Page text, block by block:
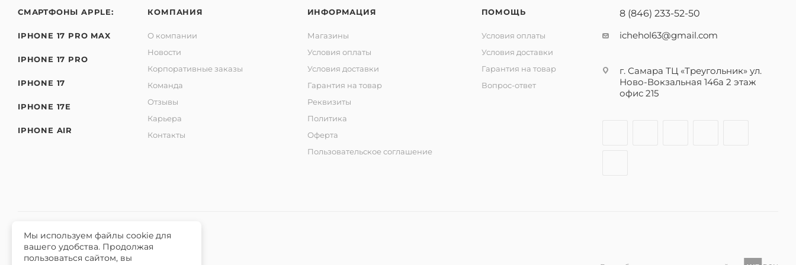
СМАРТФОНЫ APPLE:
IPHONE 17 PRO MAX
IPHONE 17 PRO
IPHONE 17
IPHONE 17E
IPHONE AIR
КОМПАНИЯ
О компании
Новости
Корпоративные заказы
Команда
Отзывы
Карьера
Контакты
ИНФОРМАЦИЯ
Магазины
Условия оплаты
Условия доставки
Гарантия на товар
Реквизиты
Политика
Оферта
Пользовательское соглашение
ПОМОЩЬ
Условия оплаты
Условия доставки
Гарантия на товар
Вопрос-ответ
8 (846) 233-52-50
ichehol63@gmail.com
г. Самара ТЦ «Треугольник» ул.
Ново-Вокзальная 146а 2 этаж
офис 215
2026 © Интернет-магазин iЧехол.
Мы используем файлы cookie для
вашего удобства. Продолжая
пользоваться сайтом, вы